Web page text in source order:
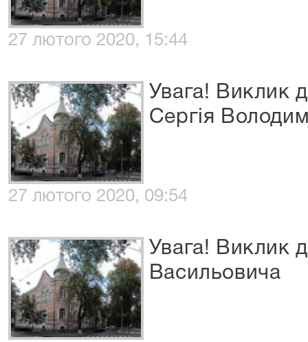
27 лютого 2020, 15:44
Увага! Виклик
Сергія
27 лютого 2020, 09:54
Увага! Виклик
Васильовича